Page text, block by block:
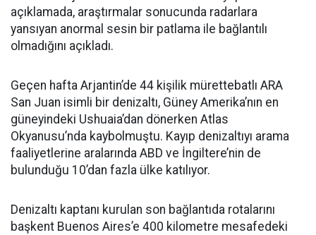
açıklamada, araştırmalar sonucunda radarlara
yansıyan anormal sesin bir patlama ile bağlantılı
olmadığını açıkladı.
Geçen hafta Arjantin’de 44 kişilik mürettebatlı ARA
San Juan isimli bir denizaltı, Güney Amerika’nın en
güneyindeki Ushuaia’dan dönerken Atlas
Okyanusu’nda kaybolmuştu. Kayıp denizaltıyı arama
faaliyetlerine aralarında ABD ve İngiltere’nin de
bulunduğu 10’dan fazla ülke katılıyor.
Denizaltı kaptanı kurulan son bağlantıda rotalarını
başkent Buenos Aires’e 400 kilometre mesafedeki